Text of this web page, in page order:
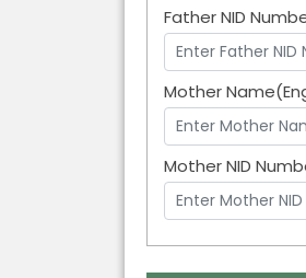
Father NID
Mother
Mother NID